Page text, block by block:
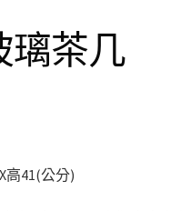
璃茶几
高41(公分)